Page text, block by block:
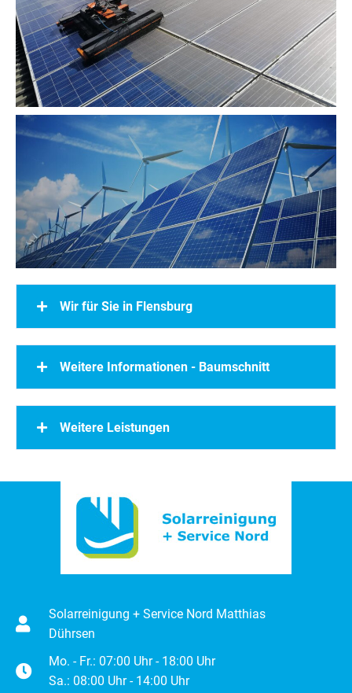
Wir für Sie in Flensburg
Weitere Informationen - Baumschnitt
Weitere Leistungen
Solarreinigung + Service Nord Matthias
Dührsen
Mo. - Fr.: 07:00 Uhr - 18:00 Uhr
Sa.: 08:00 Uhr - 14:00 Uhr